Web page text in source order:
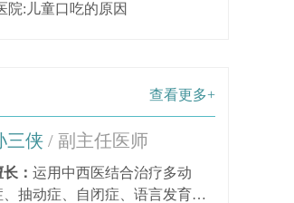
院:儿童口吃的原因
查看更多+
三侠 / 副主任医师
： 运用中西医结合治疗多动
、抽动症、自闭症、语言发育迟